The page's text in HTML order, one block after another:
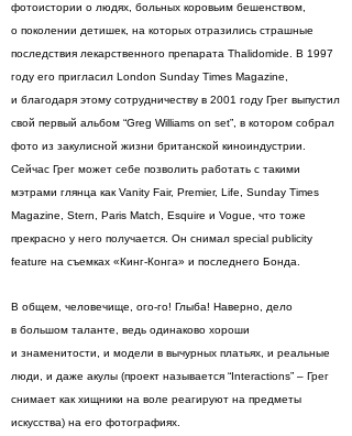
фотоистории о людях, больных коровьим бешенством,
о поколении детишек, на которых отразились страшные
последствия лекарственного препарата Thalidomide. В 1997
году его пригласил London Sunday Times Magazine,
и благодаря этому сотрудничеству в 2001 году Грег выпустил
свой первый альбом “Greg Williams on set”, в котором собрал
фото из закулисной жизни британской киноиндустрии.
Сейчас Грег может себе позволить работать с такими
мэтрами глянца как Vanity Fair, Premier, Life, Sunday Times
Magazine, Stern, Paris Match, Esquire и Vogue, что тоже
прекрасно у него получается. Он снимал special publicity
feature на съемках «Кинг-Конга» и последнего Бонда.
В общем, человечище, ого-го! Глыба! Наверно, дело
в большом таланте, ведь одинаково хороши
и знаменитости, и модели в вычурных платьях, и реальные
люди, и даже акулы (проект называется “Interactions” – Грег
снимает как хищники на воле реагируют на предметы
искусства) на его фотографиях.